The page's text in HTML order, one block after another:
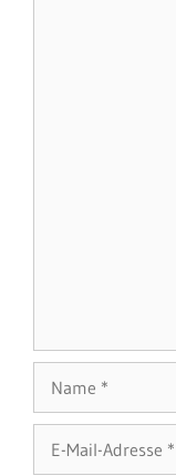
Mail-